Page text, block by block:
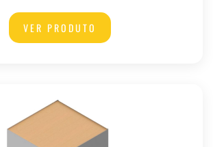
VER PRODUTO